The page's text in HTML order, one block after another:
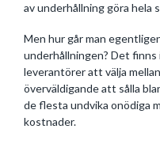
av underhållning göra hela
Men hur går man
underhållningen? Det finns
leverantörer att välja
överväldigande att sålla
de flesta undvika onödiga
kostnader.